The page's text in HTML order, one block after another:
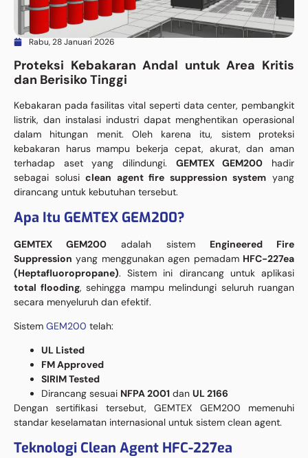
Rabu, 28 Januari 2026
Proteksi Kebakaran Andal untuk Area Kritis
dan Berisiko Tinggi
Kebakaran pada fasilitas vital seperti data center, pembangkit
listrik, dan instalasi industri dapat menghentikan operasional
dalam hitungan menit. Oleh karena itu, sistem proteksi
kebakaran harus mampu bekerja cepat, akurat, dan aman
terhadap aset yang dilindungi. GEMTEX GEM200 hadir
sebagai solusiclean agent fire suppression system yang
dirancang untuk kebutuhan tersebut.
Apa Itu GEMTEX GEM200?
GEMTEX GEM200 adalah sistem Engineered Fire
Suppression yang menggunakan agen pemadam HFC-227ea
(Heptafluoropropane). Sistem ini dirancang untuk aplikasi
total flooding, sehingga mampu melindungi seluruh ruangan
secara menyeluruh dan efektif.
Sistem GEM200 telah:
UL Listed
FM Approved
SIRIM Tested
Dirancang sesuai NFPA 2001 dan UL 2166
Dengan sertifikasi tersebut, GEMTEX GEM200 memenuhi
standar keselamatan internasional untuk sistem clean agent.
Teknologi Clean Agent HFC-227ea